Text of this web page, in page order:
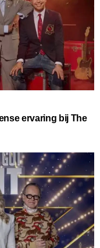
ervaring bij The